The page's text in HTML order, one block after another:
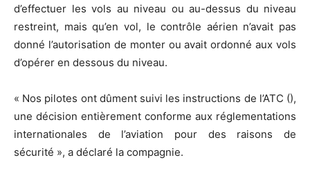
d’effectuer les vols au niveau ou au-dessus du niveau
restreint, mais qu’en vol, le contrôle aérien n’avait pas
donné l’autorisation de monter ou avait ordonné aux vols
d’opérer en dessous du niveau.
« Nos pilotes ont dûment suivi les instructions de l’ATC (),
une décision entièrement conforme aux réglementations
internationales de l’aviation pour des raisons de
sécurité », a déclaré la compagnie.